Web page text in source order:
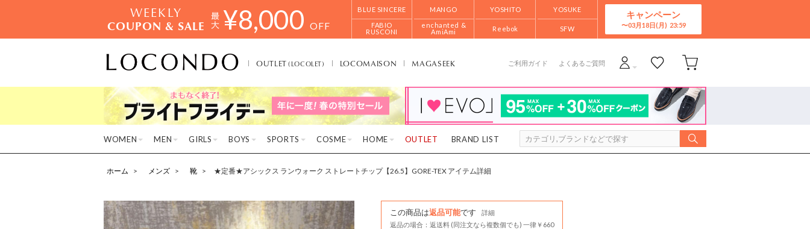
WEEKLY
COUPON & SALE ¥8,000 OFF
BLUE SINCERE MANGO YOSHITO YOSUKE
FABIO
RUSCONI
enchanted &
AmiAmi
Reebok SFW
キャンペーン
03月18日(月)
OUTLET(LOCOLET) LOCOMAISON MAGASEEK ご利用ガイド よくあるご質問
WOMEN MEN GIRLS BOYS SPORTS COSME HOME OUTLET BRAND LIST
ホーム メンズ 靴 ★定番★アシックス ランウォーク ストレートチップ【26.5】GORE-TEX アイテム詳細
この商品は返品可能です
詳細
返品の場合：返送料 (同注文なら複数個でも) 一律￥660